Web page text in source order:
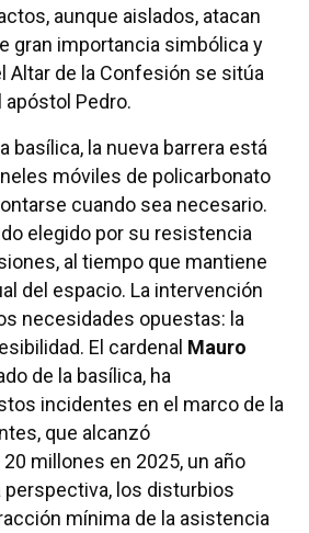
aunque aislados, atacan
gran importancia simbólica y
Altar de la Confesión se sitúa
Pedro.
basílica, la nueva barrera está
móviles de policarbonato
cuando sea necesario.
elegido por su resistencia
al tiempo que mantiene
del espacio. La intervención
necesidades opuestas: la
El cardenal Mauro
de la basílica, ha
incidentes en el marco de la
que alcanzó
millones en 2025, un año
perspectiva, los disturbios
mínima de la asistencia